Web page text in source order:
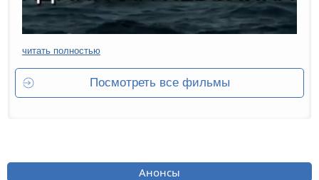
читать полностью
Посмотреть все фильмы
Анонсы